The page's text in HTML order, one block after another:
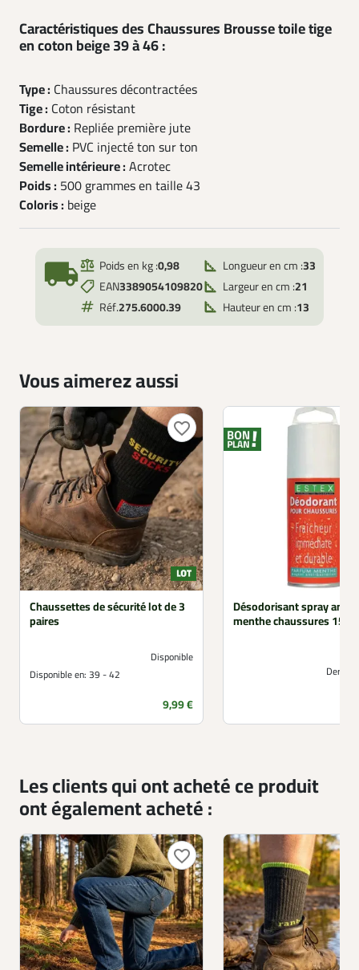
Caractéristiques des Chaussures Brousse toile tige
en coton beige 39 à 46 :
Type : Chaussures décontractées
Tige : Coton résistant
Bordure : Repliée première jute
Semelle : PVC injecté ton sur ton
Semelle intérieure : Acrotec
Poids : 500 grammes en taille 43
Coloris : beige
local_shipping Poids en kg :0,98
EAN3389054109820
Réf.275.6000.39
Longueur en cm :33
Largeur en cm :21
Hauteur en cm :13
Vous aimerez aussi
favorite_border
Chaussettes de sécurité lot de 3
paires
Disponible
Disponible en: 39 - 42
Prix
9,99 €
Désodorisant spray
menthe chaussures 150
Les clients qui ont acheté ce produit
ont également acheté :
favorite_border